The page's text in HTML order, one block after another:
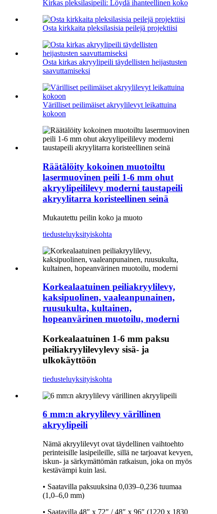
Kirkas pleksilasipeili: Löydä ihanteellinen koko
Osta kirkkaita pleksilasisia peilejä projektiisi
Osta kirkas akryylipeili täydellisten heijastusten
saavuttamiseksi
Värilliset peilimäiset akryylilevyt leikattuina
kokoon
Räätälöity kokoinen muotoiltu
lasermuovinen peili 1-6 mm ohut
akryylipeililevy moderni taustapeili
akryylitarra koristeellinen seinä
Mukautettu peilin koko ja muoto
tiedusteluyksityiskohta
Korkealaatuinen peiliakryylilevy,
kaksipuolinen, vaaleanpunainen,
ruusukulta, kultainen,
hopeanvärinen muotoilu, moderni
Korkealaatuinen 1-6 mm paksu
peiliakryylilevylevy sisä- ja
ulkokäyttöön
tiedusteluyksityiskohta
6 mm:n akryylilevy värillinen
akryylipeili
Nämä akryylilevyt ovat täydellinen vaihtoehto
perinteisille lasipeileille, sillä ne tarjoavat kevyen,
iskun- ja särkymättömän ratkaisun, joka on myös
kestävämpi kuin lasi.
• Saatavilla paksuuksina 0,039–0,236 tuumaa
(1,0–6,0 mm)
• Saatavilla 48″ x 72″ / 48″ x 96″ (1220 x 1830